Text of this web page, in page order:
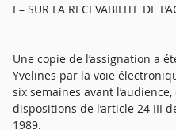
I – SUR LA RECEVABILITE DE
Une copie de l’assignation a
Yvelines par la voie
six semaines avant
dispositions de l’article 24 III
1989.